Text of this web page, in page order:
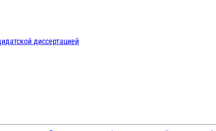
диссертацией